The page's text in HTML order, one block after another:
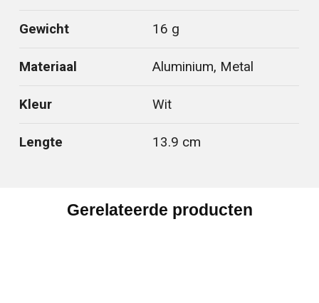
Gewicht 16 g
Materiaal Aluminium, Metal
Kleur Wit
Lengte 13.9 cm
Gerelateerde producten